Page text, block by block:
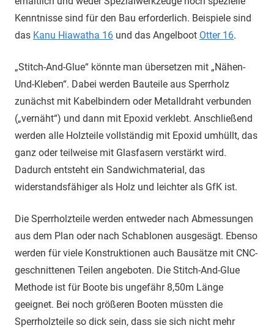
Kenntnisse sind für den Bau erforderlich. Beispiele sind
das Kanu Hiawatha 16 und das Angelboot Otter 16.
„Stitch-And-Glue“ könnte man übersetzen mit „Nähen-
Und-Kleben“. Dabei werden Bauteile aus Sperrholz
zunächst mit Kabelbindern oder Metalldraht verbunden
(„vernäht“) und dann mit Epoxid verklebt. Anschließend
werden alle Holzteile vollständig mit Epoxid umhüllt, das
ganz oder teilweise mit Glasfasern verstärkt wird.
Dadurch entsteht ein Sandwichmaterial, das
widerstandsfähiger als Holz und leichter als GfK ist.
Die Sperrholzteile werden entweder nach Abmessungen
aus dem Plan oder nach Schablonen ausgesägt. Ebenso
werden für viele Konstruktionen auch Bausätze mit CNC-
geschnittenen Teilen angeboten. Die Stitch-And-Glue
Methode ist für Boote bis ungefähr 8,50m Länge
geeignet. Bei noch größeren Booten müssten die
Sperrholzteile so dick sein, dass sie sich nicht mehr